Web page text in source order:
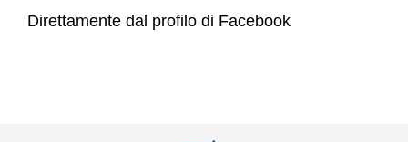
Direttamente dal profilo di Facebook